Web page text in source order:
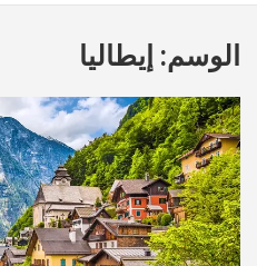
الوسم: إيطاليا